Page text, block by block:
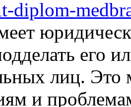
diplom-
его
лиц. Это
и